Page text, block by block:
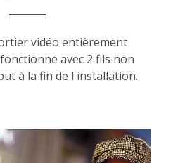
vidéo entièrement
avec 2 fils non
à la fin de l'installation.